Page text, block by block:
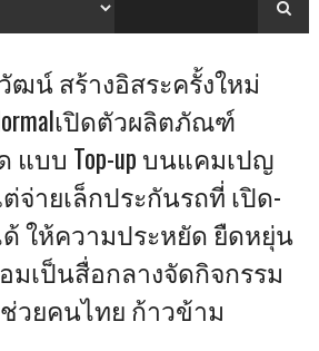
ฒน์ สร้างอิสระครั้งใหม่
เปิดตัวผลิตภัณฑ์
แบบ Top-up บนแคมเปญ
ายเล็กประกันรถที่ เปิด-
ด้ ให้ความประหยัด ยืดหยุ่น
มเป็นสื่อกลางจัดกิจกรรม
วยคนไทย ก้าวข้าม